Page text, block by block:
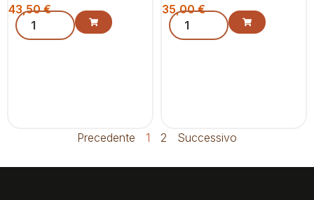
43,50€ 35,00€
Precedente 1 2 Successivo